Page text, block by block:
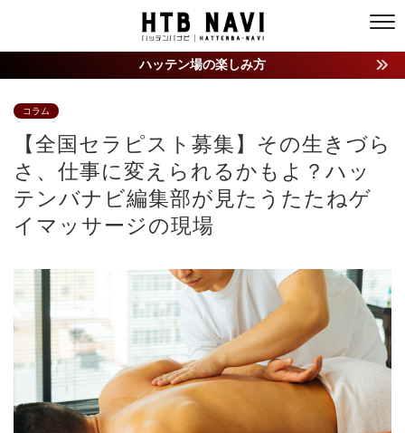
ハッテン場の楽しみ方
コラム
【全国セラピスト募集】その生きづら
さ、仕事に変えられるかもよ？ハッ
テンバナビ編集部が見たうたたねゲ
イマッサージの現場